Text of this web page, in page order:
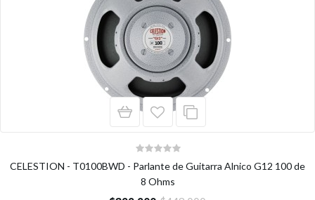
CELESTION - T0100BWD - Parlante de Guitarra Alnico G12 100 de
8 Ohms